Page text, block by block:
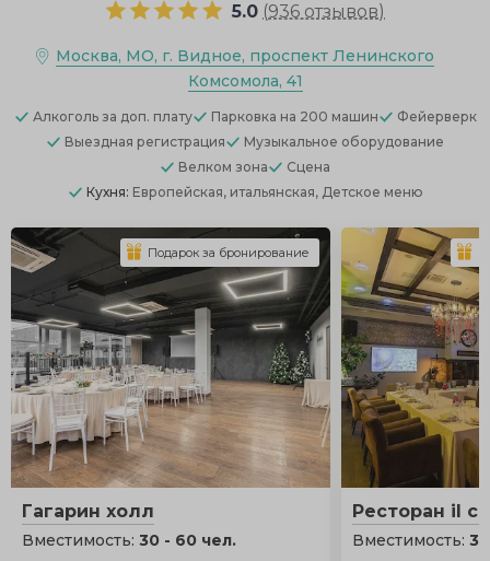
5.0 (936 отзывов)
Москва, МО, г. Видное, проспект Ленинского
Комсомола, 41
Алкоголь за доп. плату Парковка на 200 машин
Фейерверк
Выездная регистрация
Музыкальное оборудование
Велком зона
Сцена
Кухня: Европейская, итальянская, Детское меню
Гагарин холл
Вместимость: 30 - 60 чел.
Подарок за бронирование
Ресторан il
Вместимость: